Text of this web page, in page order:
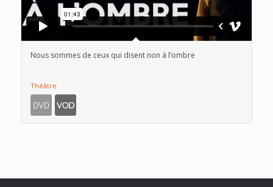
Nous sommes de ceux qui disent non à l’ombre
Théâtre